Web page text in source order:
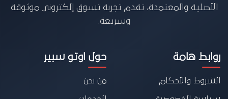
الأصلية والمعتمدة، تقدم تجربة تسوق إلكتروني موثوقة
وسريعة.
روابط هامة
الشروط والأحكام
حول اوتو سبير
من نحن